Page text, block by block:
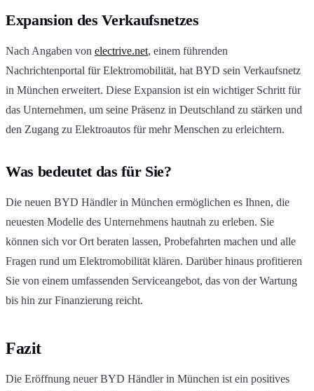
Expansion des Verkaufsnetzes
Nach Angaben von electrive.net, einem führenden
Nachrichtenportal für Elektromobilität, hat BYD sein Verkaufsnetz
in München erweitert. Diese Expansion ist ein wichtiger Schritt für
das Unternehmen, um seine Präsenz in Deutschland zu stärken und
den Zugang zu Elektroautos für mehr Menschen zu erleichtern.
Was bedeutet das für Sie?
Die neuen BYD Händler in München ermöglichen es Ihnen, die
neuesten Modelle des Unternehmens hautnah zu erleben. Sie
können sich vor Ort beraten lassen, Probefahrten machen und alle
Fragen rund um Elektromobilität klären. Darüber hinaus profitieren
Sie von einem umfassenden Serviceangebot, das von der Wartung
bis hin zur Finanzierung reicht.
Fazit
Die Eröffnung neuer BYD Händler in München ist ein positives